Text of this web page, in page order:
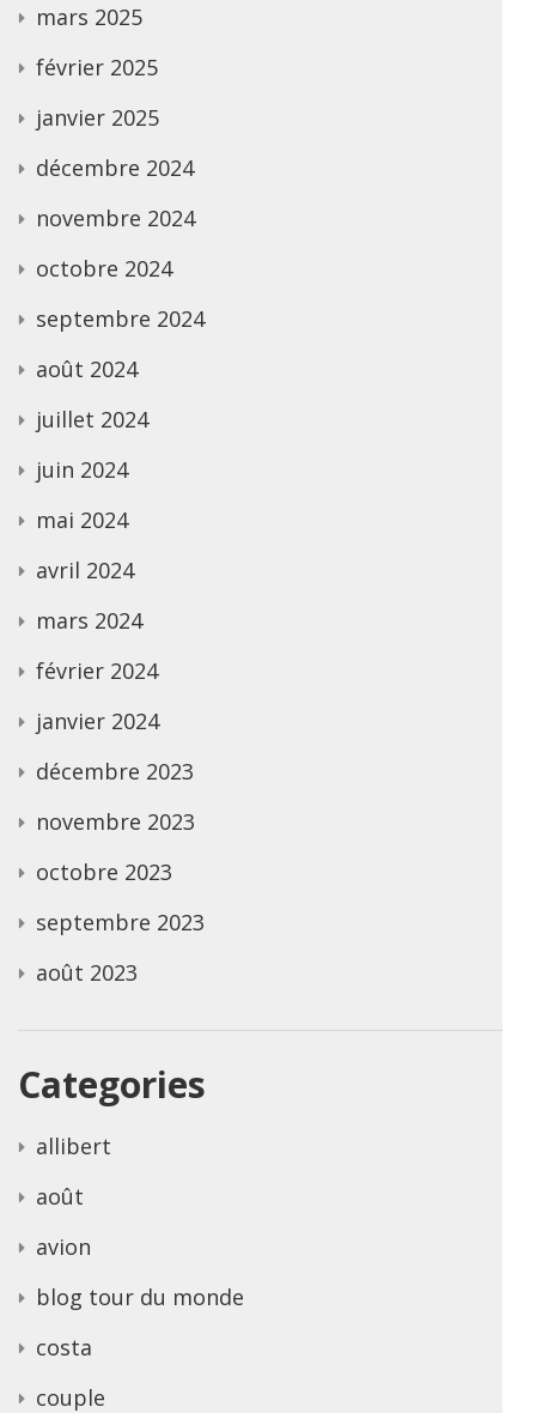
mars 2025
février 2025
janvier 2025
décembre 2024
novembre 2024
octobre 2024
septembre 2024
août 2024
juillet 2024
juin 2024
mai 2024
avril 2024
mars 2024
février 2024
janvier 2024
décembre 2023
novembre 2023
octobre 2023
septembre 2023
août 2023
Categories
allibert
août
avion
blog tour du monde
costa
couple